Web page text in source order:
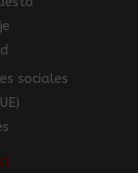
sociales